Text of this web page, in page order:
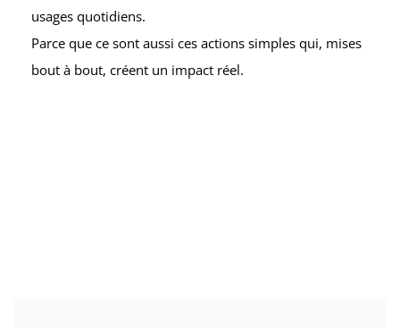
usages quotidiens.
Parce que ce sont aussi ces actions simples qui, mises
bout à bout, créent un impact réel.